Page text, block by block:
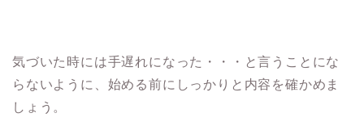
気づいた時には手遅れになった・・・と言うことにな
らないように、始める前にしっかりと内容を確かめま
しょう。